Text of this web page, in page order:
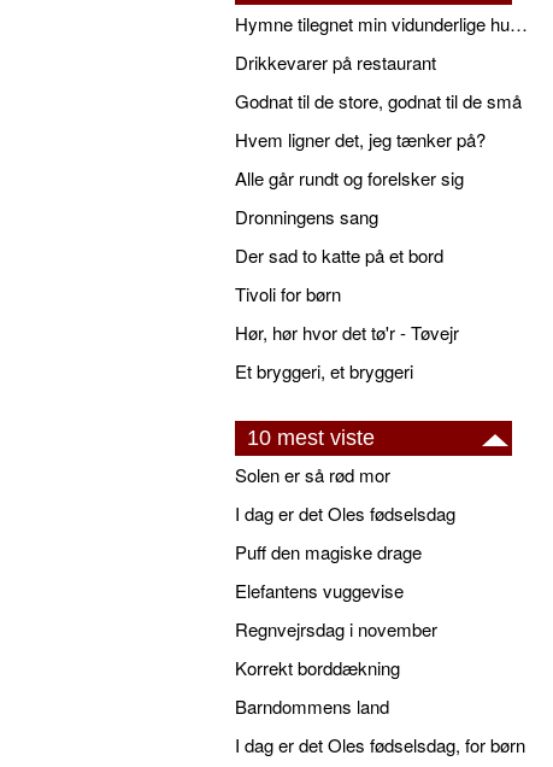
Hymne tilegnet min vidunderlige husbond
Drikkevarer på restaurant
Godnat til de store, godnat til de små
Hvem ligner det, jeg tænker på?
Alle går rundt og forelsker sig
Dronningens sang
Der sad to katte på et bord
Tivoli for børn
Hør, hør hvor det tø'r - Tøvejr
Et bryggeri, et bryggeri
10 mest viste
Solen er så rød mor
I dag er det Oles fødselsdag
Puff den magiske drage
Elefantens vuggevise
Regnvejrsdag i november
Korrekt borddækning
Barndommens land
I dag er det Oles fødselsdag, for børn